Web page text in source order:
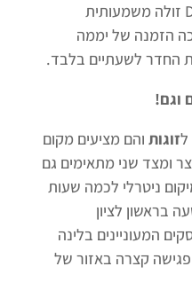
וכמובן השכרת חדר Day Use זולה משמעותית
הזמנה של יממה
החדר לשעתיים בלבד.
לזוגותוהם מציעים מקום
קצר ומצד שני מתאימים גם
ניטרלי לכמה שעות
בראשון לציון
המעוניינים בלינה
פגישה קצרה באזור של